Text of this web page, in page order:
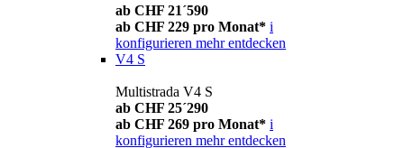
ab CHF 21´590
ab CHF 229 pro Monat* i
konfigurieren mehr entdecken
V4 S
Multistrada V4 S
ab CHF 25´290
ab CHF 269 pro Monat* i
konfigurieren mehr entdecken